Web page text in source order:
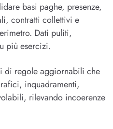
basi paghe, presenze,
contratti collettivi e
Dati puliti,
più esercizi.
di regole aggiornabili che
inquadramenti,
rilevando incoerenze